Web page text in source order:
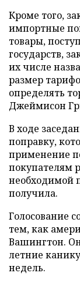
Кроме того,
импортные
товары,
государств,
их числе
размер
определять
Джеймисон
В ходе
поправку,
применение
покупателям
необходимой
получила.
Голосование
тем, как
Вашингтон.
летние
недель.